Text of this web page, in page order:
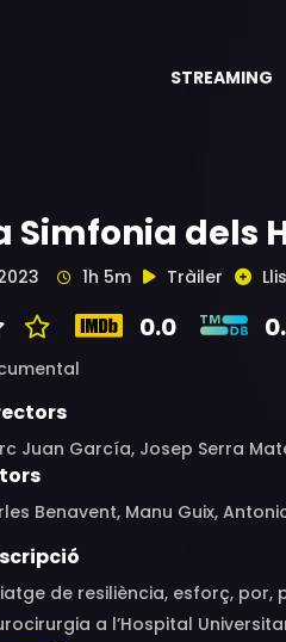
STREAMING
Simfonia dels
1h 5m Tràiler
0.0
Juan García, Josep Serra
Benavent, Manu Guix,
de resiliència, esforç,
a l’Hospital